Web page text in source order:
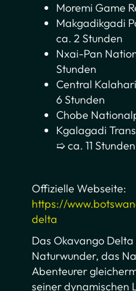
Moremi Game
Makgadikgadi
ca. 2 Stunden
Nxai-Pan
Stunden
Central
6 Stunden
Chobe
Kgalagadi
➯ ca. 11 Stunden
Offizielle Webseite:
https://
delta
Das Okavango
Naturwunder, das
Abenteurer
seiner dynamischen